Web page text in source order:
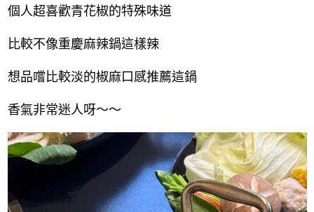
個人超喜歡青花椒的特殊味道
比較不像重慶麻辣鍋這樣辣
想品嚐比較淡的椒麻口感推薦這鍋
香氣非常迷人呀～～